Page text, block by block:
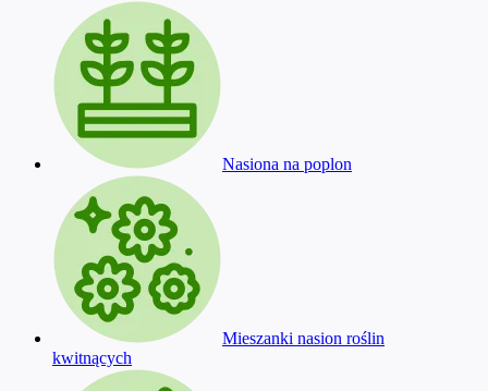
Nasiona na poplon
Mieszanki nasion roślin
kwitnących